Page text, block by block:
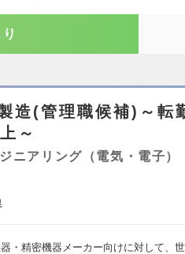
造(管理職候補)～転
～
ニアリング（電気・電子）
・精密機器メーカー向けに対して、世